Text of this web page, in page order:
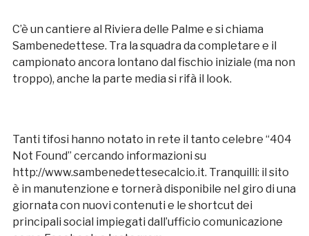
C’è un cantiere al Riviera delle Palme e si chiama
Sambenedettese. Tra la squadra da completare e il
campionato ancora lontano dal fischio iniziale (ma non
troppo), anche la parte media si rifà il look.
Tanti tifosi hanno notato in rete il tanto celebre “404
Not Found” cercando informazioni su
http://www.sambenedettesecalcio.it. Tranquilli: il sito
è in manutenzione e tornerà disponibile nel giro di una
giornata con nuovi contenuti e le shortcut dei
principali social impiegati dall’ufficio comunicazione